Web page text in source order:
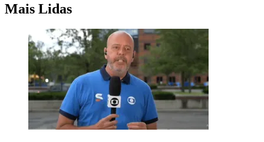
Mais Lidas